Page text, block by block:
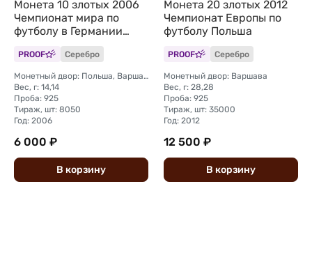
Монета 10 злотых 2006
Чемпионат мира по
футболу в Германии
PROOF Серебро
Монетный двор: Польша, Варшава
Вес, г: 14,14
Проба: 925
Тираж, шт: 8050
Год: 2006
6 000 ₽
В корзину
Монета 20 злотых 2012
Чемпионат Европы по
футболу Польша
PROOF Серебро
Монетный двор: Варшава
Вес, г: 28,28
Проба: 925
Тираж, шт: 35000
Год: 2012
12 500 ₽
В корзину